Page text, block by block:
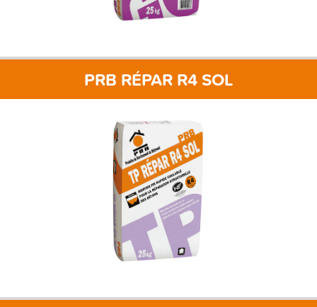
PRB RÉPAR R4 SOL